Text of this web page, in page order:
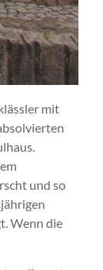
mit
und so
Wenn die